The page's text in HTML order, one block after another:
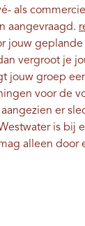
als
aangevraagd.
jouw
vergroot je
jouw groep
voor de
er
is bij
alleen door